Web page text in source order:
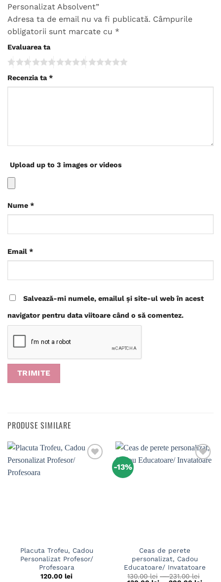
Personalizat Absolvent”
Adresa ta de email nu va fi publicată. Câmpurile
obligatorii sunt marcate cu *
Evaluarea ta
Recenzia ta*
Upload up to 3 images or videos
Nume *
Email *
Salvează-mi numele, emailul și site-ul web în acest
navigator pentru data viitoare când o să comentez.
PRODUSE SIMILARE
Placuta Trofeu, Cadou
Personalizat Profesor/
Profesoara
120.00 lei
-13%
Ceas de perete
personalizat, Cadou
Educatoare/ Invatatoare
130.00lei – 231.00lei